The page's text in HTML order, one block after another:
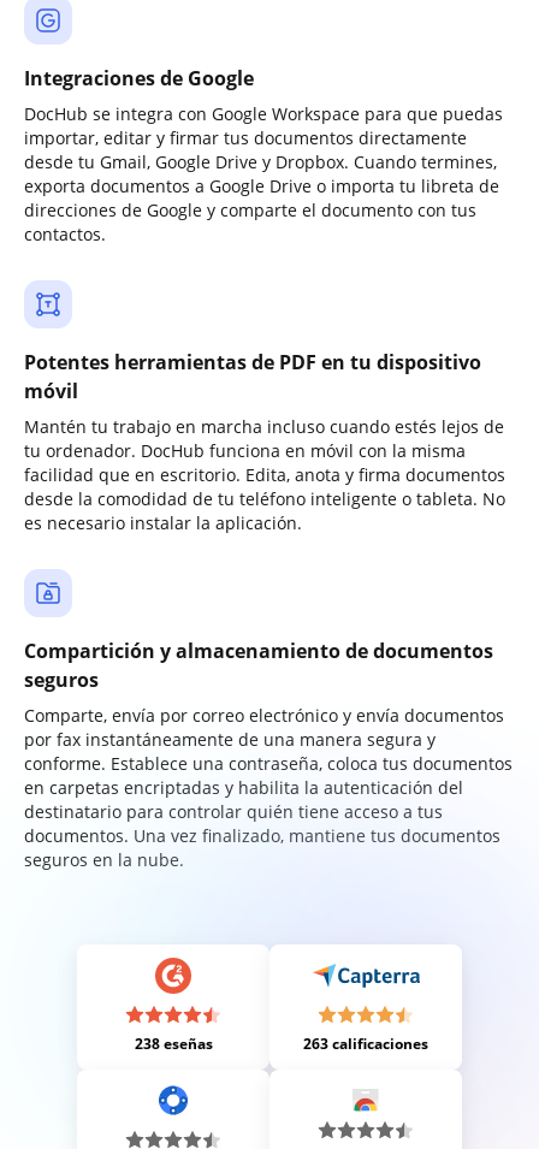
Integraciones de Google
DocHub se integra con Google Workspace para que puedas
importar, editar y firmar tus documentos directamente
desde tu Gmail, Google Drive y Dropbox. Cuando termines,
exporta documentos a Google Drive o importa tu libreta de
direcciones de Google y comparte el documento con tus
contactos.
Potentes herramientas de PDF en tu dispositivo
móvil
Mantén tu trabajo en marcha incluso cuando estés lejos de
tu ordenador. DocHub funciona en móvil con la misma
facilidad que en escritorio. Edita, anota y firma documentos
desde la comodidad de tu teléfono inteligente o tableta. No
es necesario instalar la aplicación.
Compartición y almacenamiento de documentos
seguros
Comparte, envía por correo electrónico y envía documentos
por fax instantáneamente de una manera segura y
conforme. Establece una contraseña, coloca tus documentos
en carpetas encriptadas y habilita la autenticación del
destinatario para controlar quién tiene acceso a tus
documentos. Una vez finalizado, mantiene tus documentos
seguros en la nube.
238 eseñas 263 calificaciones